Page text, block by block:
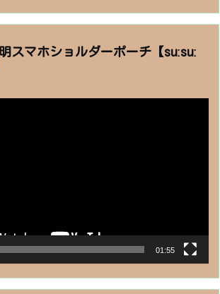
スマホショルダーポーチ【suːsuː
01:55